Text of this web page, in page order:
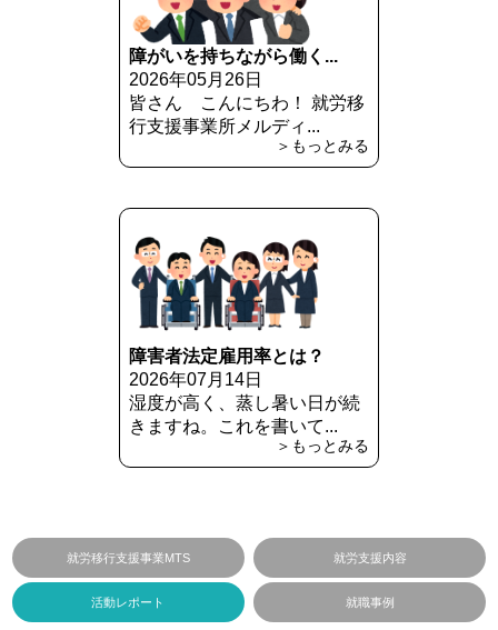
障がいを持ちながら働く...
2026年05月26日
皆さん こんにちわ！ 就労移
行支援事業所メルディ...
＞もっとみる
障害者法定雇用率とは？
2026年07月14日
湿度が高く、蒸し暑い日が続
きますね。これを書いて...
＞もっとみる
就労移行支援事業MTS 就労支援内容
活動レポート 就職事例